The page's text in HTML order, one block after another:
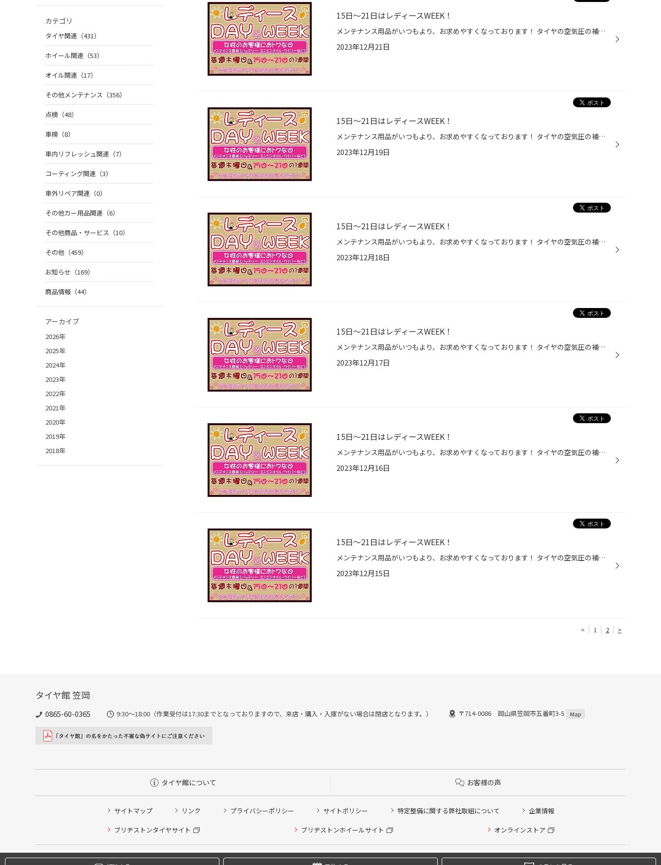
15日～21日はレディースWEEK！
メンテナンス用品がいつもより、お求めやすくなっております！ タイヤの空気圧の補充も重要な点検ですので、点検だけでも是非お越しください。 ・エンジンオイル 交換目安「3000km」 ・オートマチックオイル 交換目安「1～2万km」 交換量で違います。 ・バッテリー 交換目安「2～3年」 ...
2023年12月21日
15日～21日はレディースWEEK！
メンテナンス用品がいつもより、お求めやすくなっております！ タイヤの空気圧の補充も重要な点検ですので、点検だけでも是非お越しください。 ・エンジンオイル 交換目安「3000km」 ・オートマチックオイル 交換目安「1～2万km」 交換量で違います。 ・バッテリー 交換目安「2～3年」 ...
2023年12月19日
15日～21日はレディースWEEK！
メンテナンス用品がいつもより、お求めやすくなっております！ タイヤの空気圧の補充も重要な点検ですので、点検だけでも是非お越しください。 ・エンジンオイル 交換目安「3000km」 ・オートマチックオイル 交換目安「1～2万km」 交換量で違います。 ・バッテリー 交換目安「2～3年」 ...
2023年12月18日
15日～21日はレディースWEEK！
メンテナンス用品がいつもより、お求めやすくなっております！ タイヤの空気圧の補充も重要な点検ですので、点検だけでも是非お越しください。 ・エンジンオイル 交換目安「3000km」 ・オートマチックオイル 交換目安「1～2万km」 交換量で違います。 ・バッテリー 交換目安「2～3年」 ...
2023年12月17日
15日～21日はレディースWEEK！
メンテナンス用品がいつもより、お求めやすくなっております！ タイヤの空気圧の補充も重要な点検ですので、点検だけでも是非お越しください。 ・エンジンオイル 交換目安「3000km」 ・オートマチックオイル 交換目安「1～2万km」 交換量で違います。 ・バッテリー 交換目安「2～3年」 ...
2023年12月16日
15日～21日はレディースWEEK！
メンテナンス用品がいつもより、お求めやすくなっております！ タイヤの空気圧の補充も重要な点検ですので、点検だけでも是非お越しください。 ・エンジンオイル 交換目安「3000km」 ・オートマチックオイル 交換目安「1～2万km」 交換量で違います。 ・バッテリー 交換目安「2～3年」 ...
2023年12月15日
< 1 2 >
カテゴリ
タイヤ関連（431）
ホイール関連（53）
オイル関連（17）
その他メンテナンス（356）
点検（48）
車検（8）
車内リフレッシュ関連（7）
コーティング関連（3）
車外リペア関連（0）
その他カー用品関連（6）
その他商品・サービス（10）
その他（459）
お知らせ（169）
商品情報（44）
アーカイブ
2026年
2025年
2024年
2023年
2022年
2021年
2020年
2019年
2018年
タイヤ館 笠岡
0865-60-0365 9:30～18:00（作業受付は17:30までとなっておりますので、来店・購入・入庫がない場合は閉店となります。） 〒714-0086 岡山県笠岡市五番町3-5 Map
タイヤ館について お客様の声
サイトマップ リンク プライバシーポリシー サイトポリシー 特定整備に関する弊社取組について 企業情報
ブリヂストンタイヤサイト ブリヂストンホイールサイト オンラインストア
Copyright © 2024 Bridgestone Retail Co.,Ltd. All rights Reserved.
タイヤ点検・安全点検/タイヤ履き替え/オイル交換/その他ピット作業の予約
クローク契約会員専用タイヤ履き替え※タイヤ履き替えを希望のクローク契約会員の方はこちらを選択ください
本日のタイヤ履き替え順番待ち予約 ※クローク契約会員の方はご利用いただけません